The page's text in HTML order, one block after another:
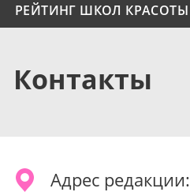
РЕЙТИНГ ШКОЛ КРАСОТЫ
Контакты
Адрес редакции: